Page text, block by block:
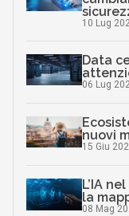
10 Lug
Data
06 Lug
nuovi
15 Giu
L’IA
la
08 Mag